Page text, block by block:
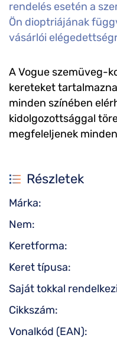
rendelés esetén a
Ön dioptriájának
vásárlói
A Vogue szemüveg-
kereteket
minden színében
kidolgozottsággal
megfeleljenek
Részletek
Márka:
Nem:
Keretforma:
Keret típusa:
Saját tokkal
Cikkszám:
Vonalkód (EAN):